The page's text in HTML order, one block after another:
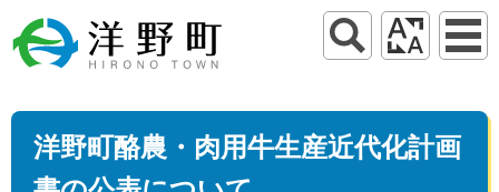
洋野町酪農・肉用牛生産近代化計画